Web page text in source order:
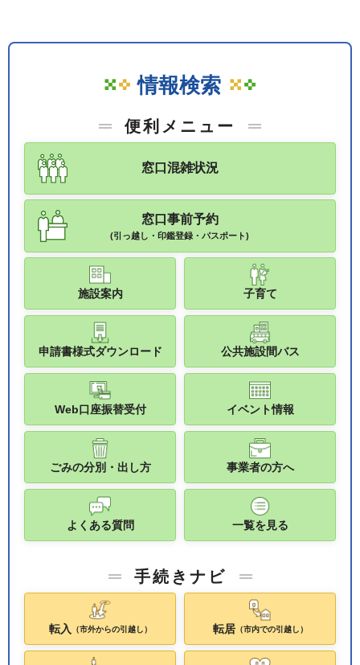
情報検索
便利メニュー
窓口混雑状況
窓口事前予約
(引っ越し・印鑑登録・パスポート)
施設案内 子育て
申請書様式ダウンロード 公共施設間バス
Web口座振替受付 イベント情報
ごみの分別・出し方 事業者の方へ
よくある質問 一覧を見る
手続きナビ
転入 （市外からの引越し） 転居（市内での引越し）